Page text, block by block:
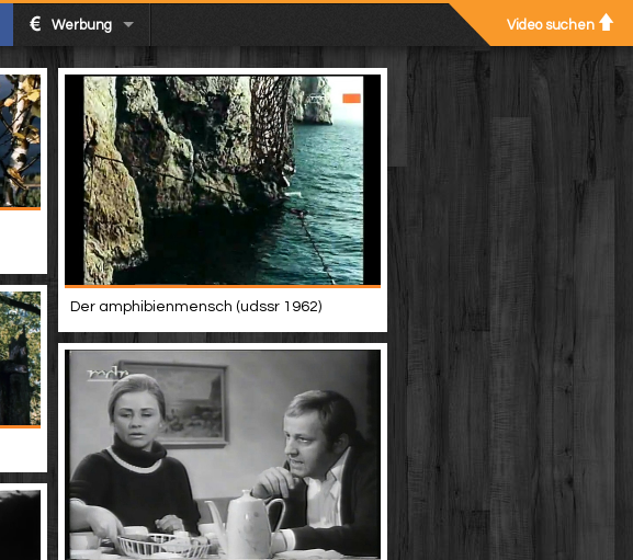
Werbung Video suchen
Der amphibienmensch (udssr 1962)